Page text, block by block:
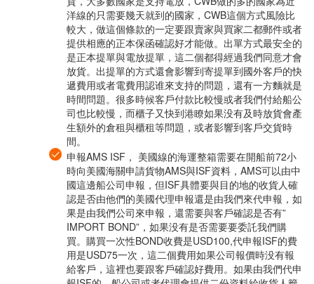
洋線的只需要幾天就到的國家，CWB這個方式風險比
較大，做這個條款的一定要跟賣家與買家二都郵件或者
提供相應的正本保函確認好才能做。出單方式最安全的
是正本提單與電放提單，這二個都得經過我們同意才會
放貨。出提單的方式還會影響到寄提單到國外客戶的快
遞費用或者電費用認谁來支持的問題，還有一方麵就是
時間問題。很多時候客戶付款比較慢或者我們付給船公
司也比較慢，而櫃子又快到港瞭如果没有及時放貨會產
生額外的倉租與櫃租等問題，或者影響到客戶交貨時
間。
申報AMS ISF， 美國線的海運整箱需要在開船前72小
時向美國海關申請貨物AMS與ISF資料，AMS可以由中
國這邊船公司申報，但ISF具體要與目的地的收貨人確
認是否由他們的美國代理申報還是由我們來代申報，如
果是由我們公司來申報，還需要與客戶確認是否有”
IMPORT BOND”，如果没有是否需要要委託我們購
買。購買一次性BOND收費是USD100,代申報ISF的費
用是USD75一次，這二個費用如果公司報價時没有報
給客戶，這裡也要跟客戶確認好費用。如果由我們代申